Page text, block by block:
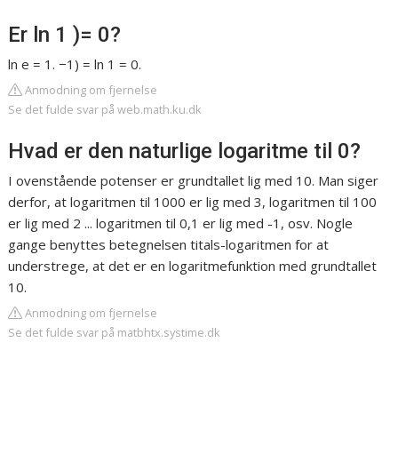
Er ln 1 )= 0?
ln e = 1. −1) = ln 1 = 0.
Anmodning om fjernelse
Se det fulde svar på web.math.ku.dk
Hvad er den naturlige logaritme til 0?
I ovenstående potenser er grundtallet lig med 10. Man siger
derfor, at logaritmen til 1000 er lig med 3, logaritmen til 100
er lig med 2 ... logaritmen til 0,1 er lig med -1, osv. Nogle
gange benyttes betegnelsen titals-logaritmen for at
understrege, at det er en logaritmefunktion med grundtallet
10.
Anmodning om fjernelse
Se det fulde svar på matbhtx.systime.dk